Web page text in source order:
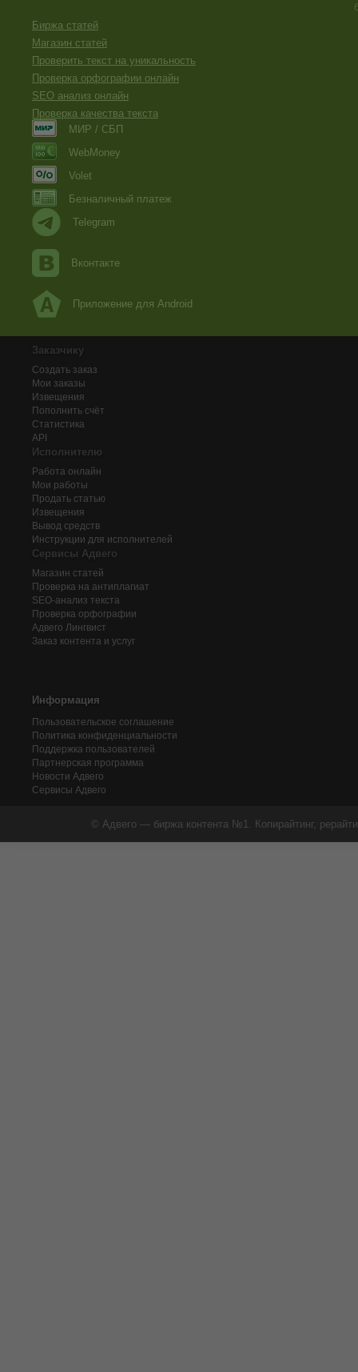
Биржа статей
Магазин статей
Проверить текст на уникальность
Проверка орфографии онлайн
SEO анализ онлайн
Проверка качества текста
МИР / СБП
WebMoney
Volet
Безналичный платеж
Telegram
Вконтакте
Приложение для Android
Заказчику
Создать заказ
Мои заказы
Извещения
Пополнить счёт
Статистика
API
Исполнителю
Работа онлайн
Мои работы
Продать статью
Извещения
Вывод средств
Инструкции для исполнителей
Сервисы Адвего
Магазин статей
Проверка на антиплагиат
SEO-анализ текста
Проверка орфографии
Адвего Лингвист
Заказ контента и услуг
Информация
Пользовательское соглашение
Политика конфиденциальности
Поддержка пользователей
Партнерская программа
Новости Адвего
Сервисы Адвего
© Адвего — биржа контента №1. Копирайтинг,